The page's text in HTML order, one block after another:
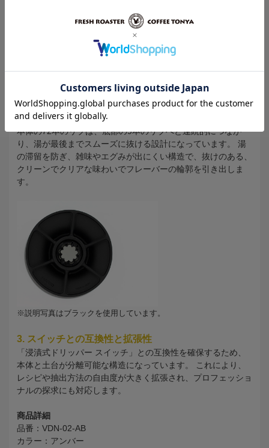
※説明写真はブラックを使用しています。
2. 底部構造 - 詰まりを防ぎ、抜け感のある後味へ
本体の72本のリブは、底部の9本のリブへと連続的につなが
り、湯が最後までスムーズに抜ける設計になっています。 湯
の滞留を防ぎ、雑味やエグみが出にくい構造で、抜けのある、
クリーンでクリアな味わいでフレーバーの輪郭を引き出しま
す。
※説明写真はブラックを使用しています。
3. スイッチとの互換性と拡張性
「浸漬式ドリッパー スイッチ」との互換性を確保するため、
本体と土台が分離可能な構造になっています。 これにより、
レシピや抽出方法の自由度が大きく拡張され、プロフェッショ
ナルの探求にも対応します。
商品詳細
品番：VDN-02-AB
カラー：アンバー